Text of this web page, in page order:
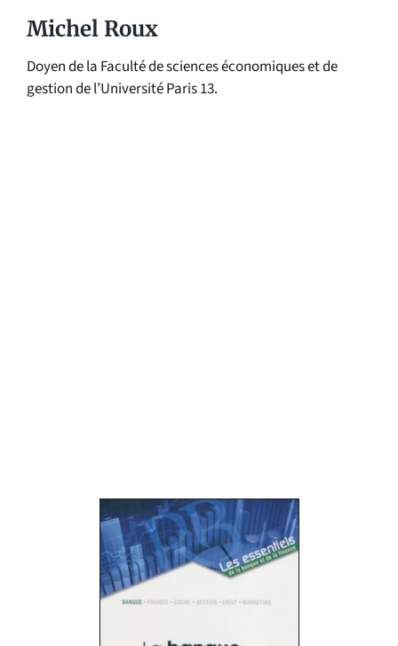
Michel Roux
Doyen de la Faculté de sciences économiques et de
gestion de l’Université Paris 13.